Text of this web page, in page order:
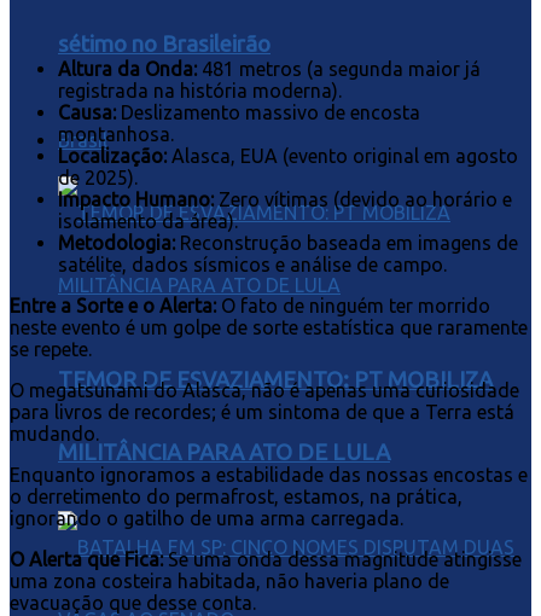
sétimo no Brasileirão
Brasil
TEMOR DE ESVAZIAMENTO: PT MOBILIZA
MILITÂNCIA PARA ATO DE LULA
Altura da Onda: 481 metros (a segunda maior já
registrada na história moderna).
Causa: Deslizamento massivo de encosta
montanhosa.
Localização: Alasca, EUA (evento original em agosto
de 2025).
Impacto Humano: Zero vítimas (devido ao horário e
isolamento da área).
Metodologia: Reconstrução baseada em imagens de
satélite, dados sísmicos e análise de campo.
Entre a Sorte e o Alerta: O fato de ninguém ter morrido
neste evento é um golpe de sorte estatística que raramente
se repete.
O megatsunami do Alasca, não é apenas uma curiosidade
para livros de recordes; é um sintoma de que a Terra está
mudando.
Enquanto ignoramos a estabilidade das nossas encostas e
o derretimento do permafrost, estamos, na prática,
ignorando o gatilho de uma arma carregada.
O Alerta que Fica:Se uma onda dessa magnitude atingisse
uma zona costeira habitada, não haveria plano de
evacuação que desse conta.